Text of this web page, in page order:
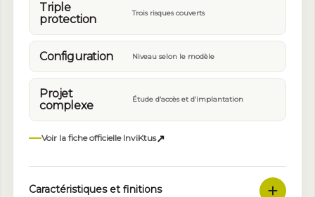
Triple
protection
Trois risques couverts
Configuration Niveau selon le modèle
Projet
complexe
Étude d’accès et d’implantation
Voir la fiche officielle InviKtus↗
Caractéristiques et finitions